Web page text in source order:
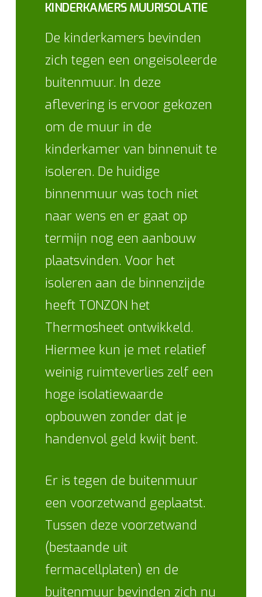
KINDERKAMERS MUURISOLATIE
De kinderkamers bevinden
zich tegen een ongeisoleerde
buitenmuur. In deze
aflevering is ervoor gekozen
om de muur in de
kinderkamer van binnenuit te
isoleren. De huidige
binnenmuur was toch niet
naar wens en er gaat op
termijn nog een aanbouw
plaatsvinden. Voor het
isoleren aan de binnenzijde
heeft TONZON het
Thermosheet ontwikkeld.
Hiermee kun je met relatief
weinig ruimteverlies zelf een
hoge isolatiewaarde
opbouwen zonder dat je
handenvol geld kwijt bent.
Er is tegen de buitenmuur
een voorzetwand geplaatst.
Tussen deze voorzetwand
(bestaande uit
fermacellplaten) en de
buitenmuur bevinden zich nu